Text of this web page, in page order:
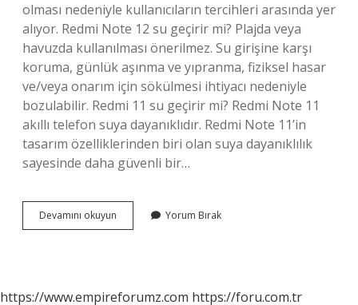
olması nedeniyle kullanıcıların tercihleri ​​arasında yer
alıyor. Redmi Note 12 su geçirir mi? Plajda veya
havuzda kullanılması önerilmez. Su girişine karşı
koruma, günlük aşınma ve yıpranma, fiziksel hasar
ve/veya onarım için sökülmesi ihtiyacı nedeniyle
bozulabilir. Redmi 11 su geçirir mi? Redmi Note 11
akıllı telefon suya dayanıklıdır. Redmi Note 11’in
tasarım özelliklerinden biri olan suya dayanıklılık
sayesinde daha güvenli bir…
Devamını okuyun
Geçirmeyen
Yorum Bırak
https://www.empireforumz.com https://foru.com.tr